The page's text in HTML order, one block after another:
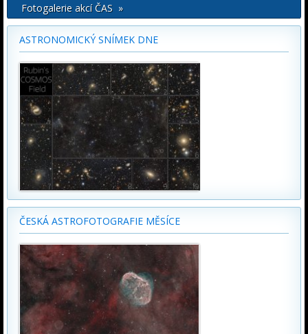
Fotogalerie akcí ČAS »
ASTRONOMICKÝ SNÍMEK DNE
ČESKÁ ASTROFOTOGRAFIE MĚSÍCE